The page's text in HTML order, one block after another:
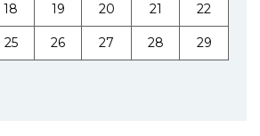
18 19 20 21 22
25 26 27 28 29